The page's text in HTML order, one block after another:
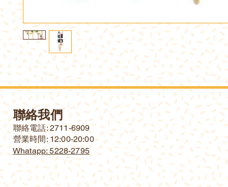
聯絡我們
​聯絡電話: 2711-6909
營業時間: 12:00-20:00
Whatapp: 5228-2795